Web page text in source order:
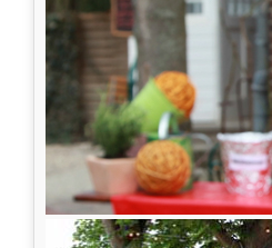
Flohmarkt
Der "Flohmarkt zu
März in dem
Verschiedene